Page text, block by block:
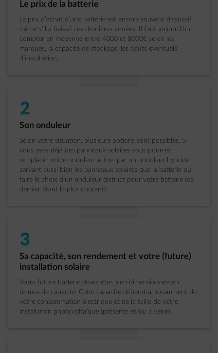
Étape 1 sur 5:
Le prix de la batterie
Le prix d’achat d’une batterie est encore souvent dissuasif
même s’il a baissé ces dernières années. Il faut aujourd’hui
compter en moyenne entre 4000 et 8000€ selon les
marques, la capacité de stockage, les coûts éventuels
d’installation.
2
Étape 2 sur 5:
Son onduleur
Selon votre situation, plusieurs options sont possibles. Si
vous avez déjà des panneaux solaires vous pourrez
remplacer votre onduleur actuel par un onduleur hybride
servant aussi bien les panneaux solaires que la batterie ou
faire le choix d'un onduleur distinct pour votre batterie (ce
dernier étant le plus courant).
3
Étape 3 sur 5:
Sa capacité, son rendement et votre (future)
installation solaire
Votre future batterie devra être bien dimensionnée en
termes de capacité. Cette capacité dépendra notamment de
votre consommation électrique et de la taille de votre
installation photovoltaïque (présente et/ou à venir).